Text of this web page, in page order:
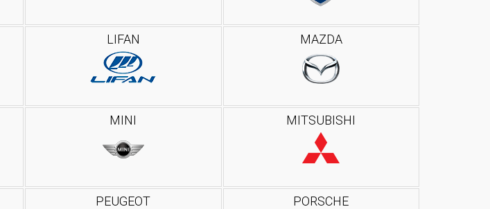
LIFAN MAZDA
MINI MITSUBISHI
PEUGEOT PORSCHE